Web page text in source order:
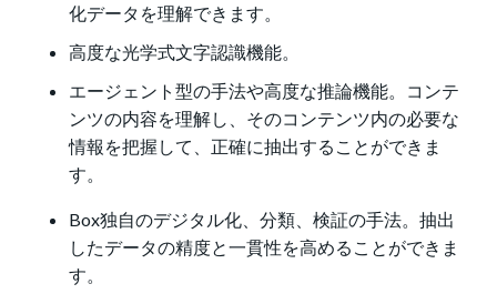
化データを理解できます。
高度な光学式文字認識機能。
エージェント型の手法や高度な推論機能。コンテ
ンツの内容を理解し、そのコンテンツ内の必要な
情報を把握して、正確に抽出することができま
す。
Box独自のデジタル化、分類、検証の手法。抽出
したデータの精度と一貫性を高めることができま
す。